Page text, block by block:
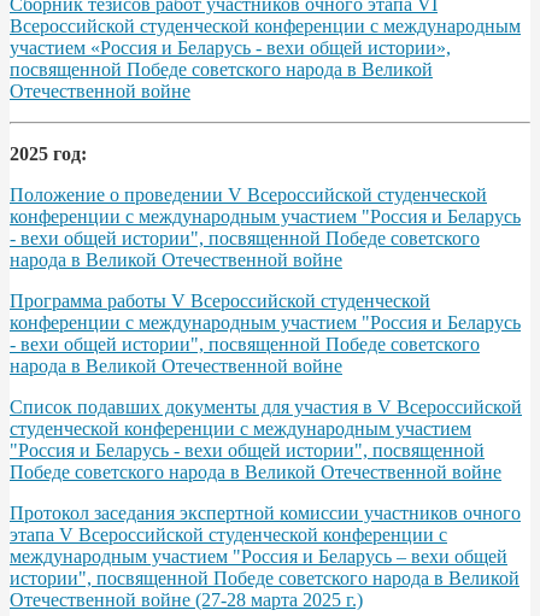
Всероссийской студенческой конференции с международным
участием «Россия и Беларусь - вехи общей истории»,
посвященной Победе советского народа в Великой
Отечественной войне
2025 год:
Положение о проведении V Всероссийской студенческой
конференции с международным участием "Россия и Беларусь
- вехи общей истории", посвященной Победе советского
народа в Великой Отечественной войне
Программа работы V Всероссийской студенческой
конференции с международным участием "Россия и Беларусь
- вехи общей истории", посвященной Победе советского
народа в Великой Отечественной войне
Список подавших документы для участия в V Всероссийской
студенческой конференции с международным участием
"Россия и Беларусь - вехи общей истории", посвященной
Победе советского народа в Великой Отечественной войне
Протокол заседания экспертной комиссии участников очного
этапа V Всероссийской студенческой конференции с
международным участием "Россия и Беларусь – вехи общей
истории", посвященной Победе советского народа в Великой
Отечественной войне (27-28 марта 2025 г.)